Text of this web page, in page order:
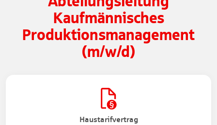
Kaufmännisches
Produktionsmanagement
(m/w/d)
Haustarifvertrag